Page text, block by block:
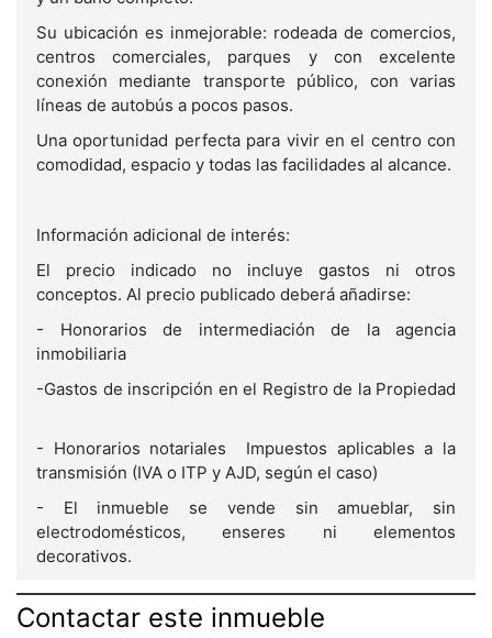
Su ubicación es inmejorable: rodeada de comercios,
centros comerciales, parques y con excelente
conexión mediante transporte público, con varias
líneas de autobús a pocos pasos.
Una oportunidad perfecta para vivir en el centro con
comodidad, espacio y todas las facilidades al alcance.
Información adicional de interés:
El precio indicado no incluye gastos ni otros
conceptos. Al precio publicado deberá añadirse:
- Honorarios de intermediación de la agencia
inmobiliaria
-Gastos de inscripción en el Registro de la Propiedad
- Honorarios notariales Impuestos aplicables a la
transmisión (IVA o ITP y AJD, según el caso)
- El inmueble se vende sin amueblar, sin
electrodomésticos, enseres ni elementos
decorativos.
Contactar este inmueble